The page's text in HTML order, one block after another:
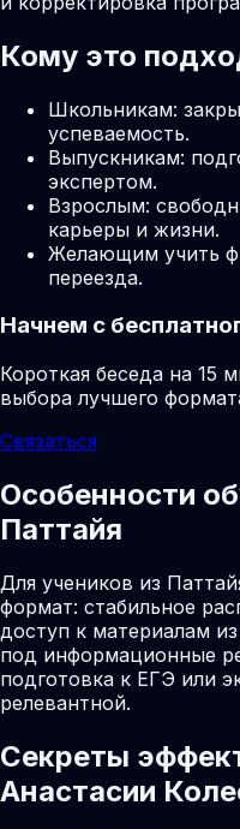
Кому это
Школьникам:
успеваемость.
Выпускникам:
экспертом.
Взрослым:
карьеры и жизни.
Желающим учить
переезда.
Начнем с
Короткая беседа на 15
выбора лучшего
Связаться
Особенности
Паттайя
Для учеников из
формат: стабильное
доступ к материалам
под информационные
подготовка к ЕГЭ или
релевантной.
Секреты
Анастасии